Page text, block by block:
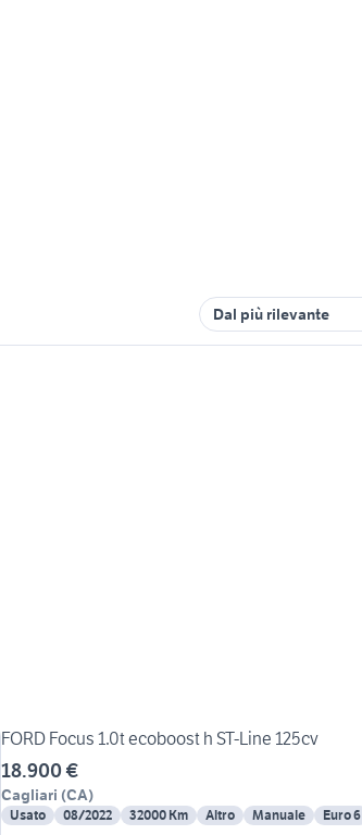
Dal più rilevante
FORD Focus 1.0t ecoboost h ST-Line 125cv
18.900 €
Cagliari (CA)
Usato 08/2022 32000 Km Altro Manuale Euro 6